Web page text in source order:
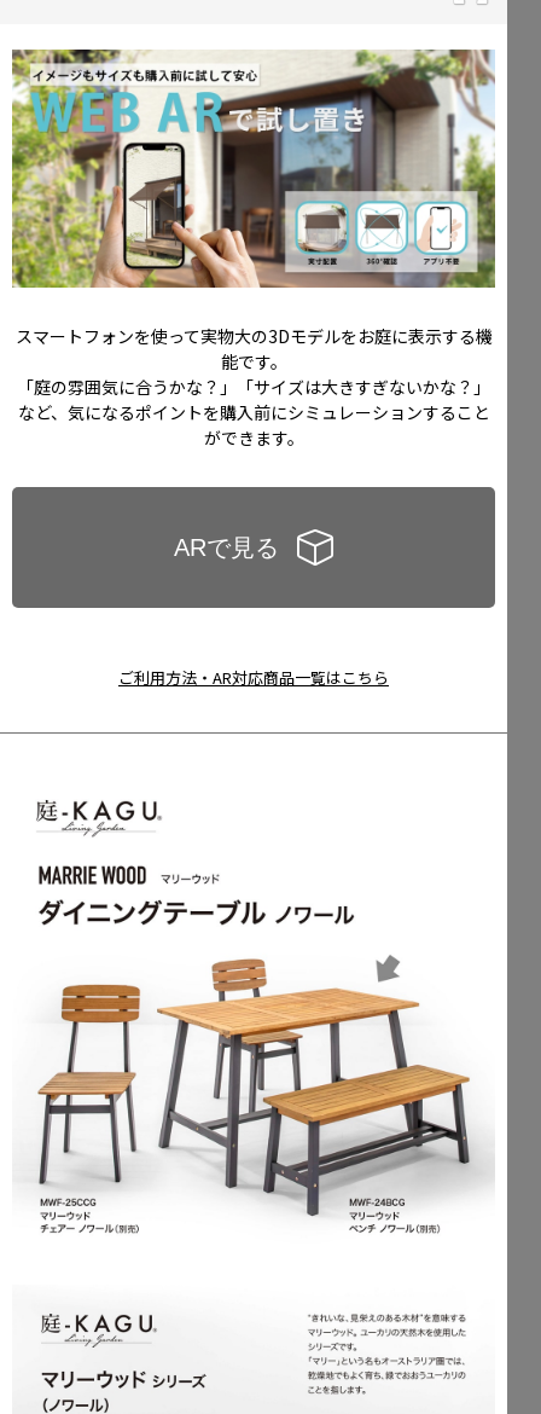
スマートフォンを使って実物大の3Dモデルをお庭に表示する機
能です。
「庭の雰囲気に合うかな？」「サイズは大きすぎないかな？」
など、気になるポイントを購入前にシミュレーションすること
ができます。
ご利用方法・AR対応商品一覧はこちら